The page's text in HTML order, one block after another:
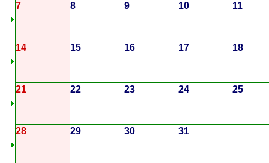
7 8 9 10 11
14 15 16 17 18
21 22 23 24 25
28 29 30 31